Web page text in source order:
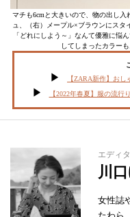
マチも6cmと大きいので、物の出し
ュ、（右）メープル×ブラウンにスタ
「どれにしよう～」なんて優雅に悩
してしまったカラー
【ZARA新作】お
【2022年春夏】服の流
エディ
川
女性誌